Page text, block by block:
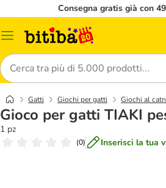
Consegna gratis già con
Overview
Cerca
Gatti Giochi per gatti Giochi al
Gioco per gatti TIAKI
1 pz
(0) Inserisci la tua